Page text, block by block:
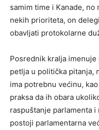
samim time i Kanade, no
nekih prioriteta, on
obavljati protokolarne
Posrednik kralja
petlja u politička pitanja,
ima potrebnu većinu,
praksa da ih obara
raspuštanje parlamenta
postoji parlamentarna